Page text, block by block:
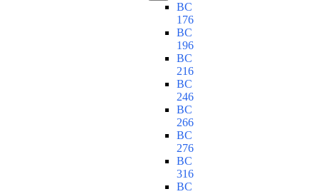
BC
176
BC
196
BC
216
BC
246
BC
266
BC
276
BC
316
BC